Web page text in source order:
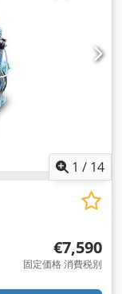
1 / 14
€7,590
固定価格 消費税別